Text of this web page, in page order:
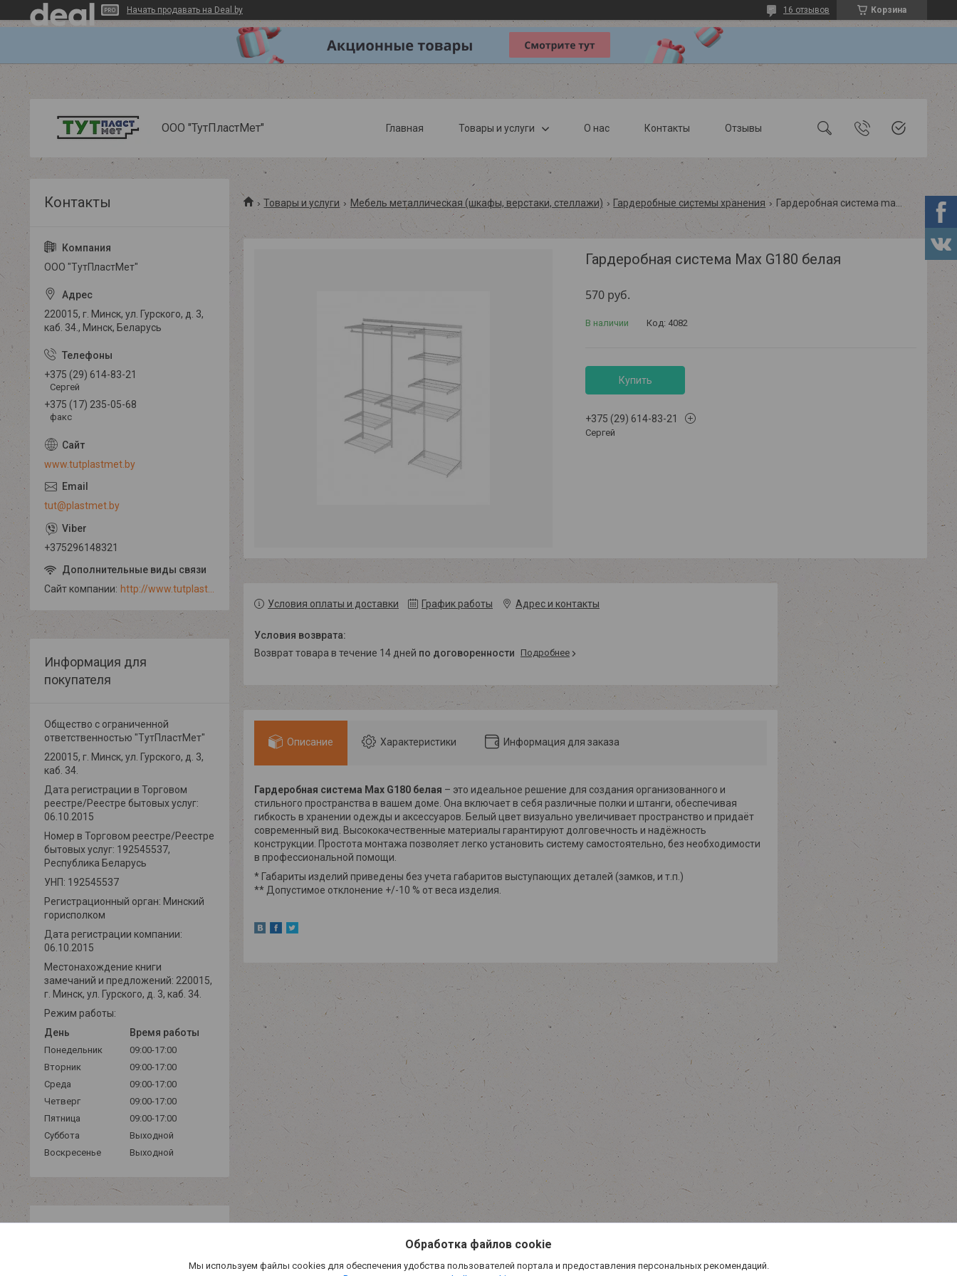
Начать продавать на Deal.by Корзина
16 отзывов
ООО "ТутПластМет" Главная Товары и услуги О нас Контакты Отзывы
Товары и услуги Мебель металлическая (шкафы, верстаки, стеллажи) Гардеробные системы хранения
Гардеробная система Max G180 белая
570 руб.
В наличии Код: 4082
Купить
+375 (29) 614-83-21
Сергей
Условия оплаты и доставки График работы Адрес и контакты
возврат товара в течение 14 дней по договоренности Подробнее
Описание Характеристики Информация для заказа
Гардеробная система Max G180 белая – это идеальное решение для создания организованного и
стильного пространства в вашем доме. Она включает в себя различные полки и штанги, обеспечивая
гибкость в хранении одежды и аксессуаров. Белый цвет визуально увеличивает пространство и придаёт
современный вид. Высококачественные материалы гарантируют долговечность и надёжность
конструкции. Простота монтажа позволяет легко установить систему самостоятельно, без необходимости
в профессиональной помощи.
* Габариты изделий приведены без учета габаритов выступающих деталей (замков, и т.п.)
** Допустимое отклонение +/-10 % от веса изделия.
ООО "ТутПластМет"
220015, г. Минск, ул. Гурского, д. 3,
каб. 34., Минск, Беларусь
+375 (29) 614-83-21
Сергей
+375 (17) 235-05-68
факс
www.tutplastmet.by
tut@plastmet.by
+375296148321
Сайт компании
Информация для
покупателя
Общество с ограниченной
ответственностью "ТутПластМет"
220015, г. Минск, ул. Гурского, д. 3,
каб. 34.
Дата регистрации в Торговом
реестре/Реестре бытовых услуг:
06.10.2015
Номер в Торговом реестре/Реестре
бытовых услуг: 192545537,
Республика Беларусь
УНП: 192545537
Регистрационный орган: Минский
горисполком
Дата регистрации компании:
06.10.2015
Местонахождение книги
замечаний и предложений: 220015,
г. Минск, ул. Гурского, д. 3, каб. 34.
Режим работы:
День
Время работы
Понедельник
09:00-17:00
Вторник
09:00-17:00
Среда
09:00-17:00
Четверг
09:00-17:00
Пятница
09:00-17:00
Суббота
Выходной
Воскресенье
Выходной
Обработка файлов cookie
Мы используем файлы cookies для обеспечения удобства пользователей портала и предоставления персональных рекомендаций.